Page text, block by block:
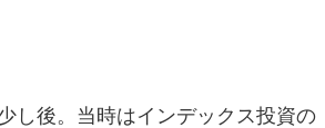
し後。当時はインデックス投資の